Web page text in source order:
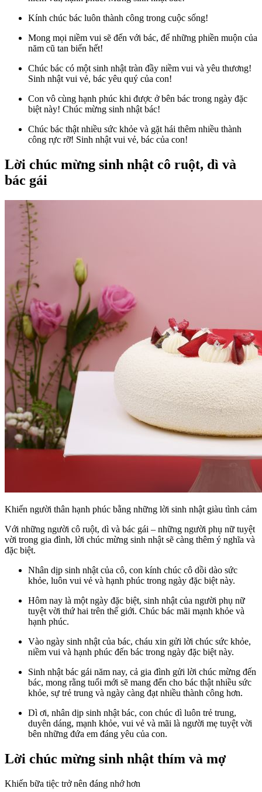
Kính chúc bác luôn thành công trong cuộc sống!
Mong mọi niềm vui sẽ đến với bác, để những phiền muộn của
năm cũ tan biến hết!
Chúc bác có một sinh nhật tràn đầy niềm vui và yêu thương!
Sinh nhật vui vẻ, bác yêu quý của con!
Con vô cùng hạnh phúc khi được ở bên bác trong ngày đặc
biệt này! Chúc mừng sinh nhật bác!
Chúc bác thật nhiều sức khỏe và gặt hái thêm nhiều thành
công rực rỡ! Sinh nhật vui vẻ, bác của con!
Lời chúc mừng sinh nhật cô ruột, dì và
bác gái
Khiến người thân hạnh phúc bằng những lời sinh nhật giàu tình cảm
Với những người cô ruột, dì và bác gái – những người phụ nữ tuyệt
vời trong gia đình, lời chúc mừng sinh nhật sẽ càng thêm ý nghĩa và
đặc biệt.
Nhân dịp sinh nhật của cô, con kính chúc cô dồi dào sức
khỏe, luôn vui vẻ và hạnh phúc trong ngày đặc biệt này.
Hôm nay là một ngày đặc biệt, sinh nhật của người phụ nữ
tuyệt vời thứ hai trên thế giới. Chúc bác mãi mạnh khỏe và
hạnh phúc.
Vào ngày sinh nhật của bác, cháu xin gửi lời chúc sức khỏe,
niềm vui và hạnh phúc đến bác trong ngày đặc biệt này.
Sinh nhật bác gái năm nay, cả gia đình gửi lời chúc mừng đến
bác, mong rằng tuổi mới sẽ mang đến cho bác thật nhiều sức
khỏe, sự trẻ trung và ngày càng đạt nhiều thành công hơn.
Dì ơi, nhân dịp sinh nhật bác, con chúc dì luôn trẻ trung,
duyên dáng, mạnh khỏe, vui vẻ và mãi là người mẹ tuyệt vời
bên những đứa em đáng yêu của con.
Lời chúc mừng sinh nhật thím và mợ
Khiến bữa tiệc trở nên đáng nhớ hơn